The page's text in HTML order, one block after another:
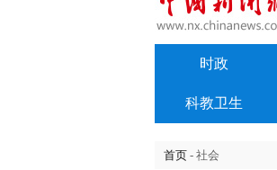
时政
科教卫生
首页 - 社会